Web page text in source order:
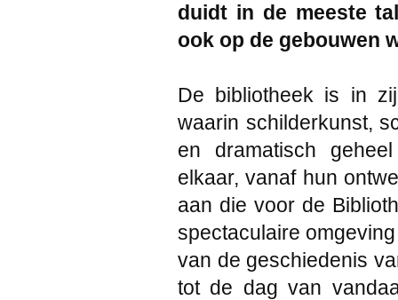
duidt in de meeste
ook op de gebouwen
De bibliotheek is in
waarin schilderkunst,
en dramatisch
elkaar, vanaf hun
aan die voor de
spectaculaire
van de geschiedenis
tot de dag van